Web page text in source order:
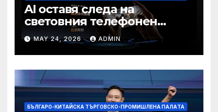
AI оставя следа на
световния телефонен
пазар
MAY 24, 2026 ADMIN
БЪЛГАРО-КИТАЙСКА ТЪРГОВСКО-ПРОМИШЛЕНА ПАЛAТА